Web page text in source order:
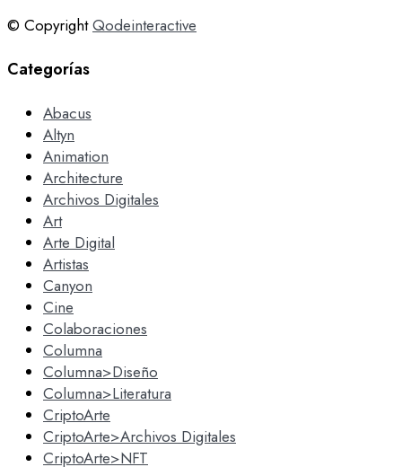
© CopyrightQodeinteractive
Categorías
Abacus
Altyn
Animation
Architecture
Archivos Digitales
Art
Arte Digital
Artistas
Canyon
Cine
Colaboraciones
Columna
Columna>Diseño
Columna>Literatura
CriptoArte
CriptoArte>Archivos Digitales
CriptoArte>NFT